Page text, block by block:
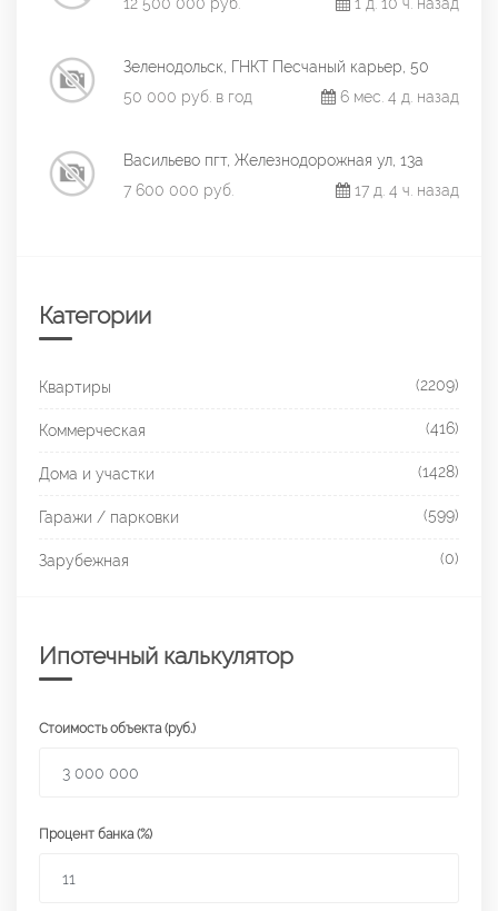
Зеленодольск, ГНКТ Песчаный карьер, 50
50 000 руб. в год
6 мес. 4 д. назад
Васильево пгт, Железнодорожная ул, 13а
7 600 000 руб.
17 д. 4 ч. назад
Категории
Квартиры (2209)
Коммерческая (416)
Дома и участки (1428)
Гаражи / парковки (599)
Зарубежная (0)
Ипотечный калькулятор
Стоимость объекта (руб.)
Процент банка (%)